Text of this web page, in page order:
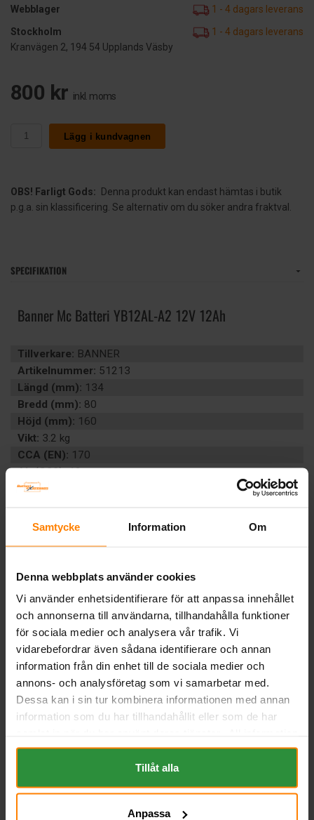
Samtycke Information Om
Denna webbplats använder cookies
Vi använder enhetsidentifierare för att anpassa innehållet
och annonserna till användarna, tillhandahålla funktioner
för sociala medier och analysera vår trafik. Vi
vidarebefordrar även sådana identifierare och annan
information från din enhet till de sociala medier och
annons- och analysföretag som vi samarbetar med.
Dessa kan i sin tur kombinera informationen med annan
information som du har tillhandahållit eller som de har
om "Cookies" och ditt val finner du på vår Cookie sida
längst ner i "footern" på sidan.
Tillåt alla
Anpassa
Webblager
1 - 4 dagars leverans
Stockholm
1 - 4 dagars leverans
Kranvägen 2, 194 54 Upplands Väsby
800 kr inkl. moms
Lägg i kundvagnen
OBS! Farligt Gods:
Denna produkt kan endast hämtas i butik
p.g.a. sin klassificering. Se alternativ om du söker andra fraktval.
SPECIFIKATION
Banner Mc Batteri YB12AL-A2 12V 12Ah
Tillverkare: BANNER
Artikelnummer: 51213
Längd (mm): 134
Bredd (mm): 80
Höjd (mm): 160
Vikt: 3.2 kg
CCA (EN): 170
Ah (C20):12
Volt:12
Poltyp:8
EAN:9005753064942
BESKRIVNING